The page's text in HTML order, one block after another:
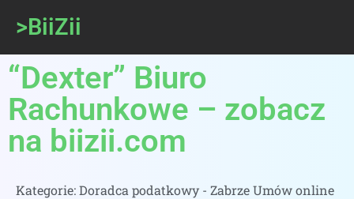
>BiiZii
“Dexter” Biuro
Rachunkowe – zobacz
na biizii.com
Kategorie:Doradca podatkowy - Zabrze Umów online